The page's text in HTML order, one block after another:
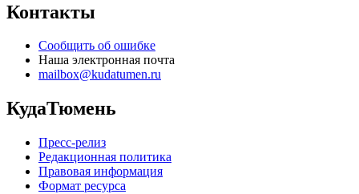
Контакты
Сообщить об ошибке
Наша электронная почта
mailbox@kudatumen.ru
КудаТюмень
Пресс-релиз
Редакционная политика
Правовая информация
Формат ресурса